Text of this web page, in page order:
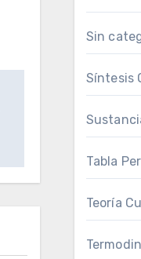
Sin
Síntesis
Tabla
Teoría